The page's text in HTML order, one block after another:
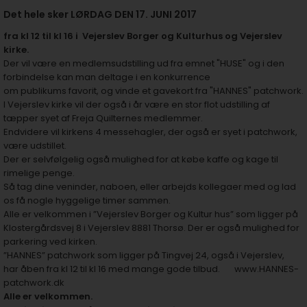
Det hele sker LØRDAG DEN 17. JUNI 2017
fra kl 12 til kl 16 i Vejerslev Borger og Kulturhus og Vejerslev
kirke.
Der vil være en medlemsudstilling ud fra emnet "HUSE" og i den
forbindelse kan man deltage i en konkurrence
om publikums favorit, og vinde et gavekort fra "HANNES" patchwork.
I Vejerslev kirke vil der også i år være en stor flot udstilling af
tæpper syet af Freja Quilternes medlemmer.
Endvidere vil kirkens 4 messehagler, der også er syet i patchwork,
være udstillet.
Der er selvfølgelig også mulighed for at købe kaffe og kage til
rimelige penge.
Så tag dine veninder, naboen, eller arbejds kollegaer med og lad
os få nogle hyggelige timer sammen.
Alle er velkommen i ”Vejerslev Borger og Kultur hus” som ligger på
Klostergårdsvej 8 i Vejerslev 8881 Thorsø. Der er også mulighed for
parkering ved kirken.
”HANNES” patchwork som ligger på Tingvej 24, også i Vejerslev,
har åben fra kl 12 til kl 16 med mange gode tilbud. www.HANNES-
patchwork.dk
Alle er velkommen.